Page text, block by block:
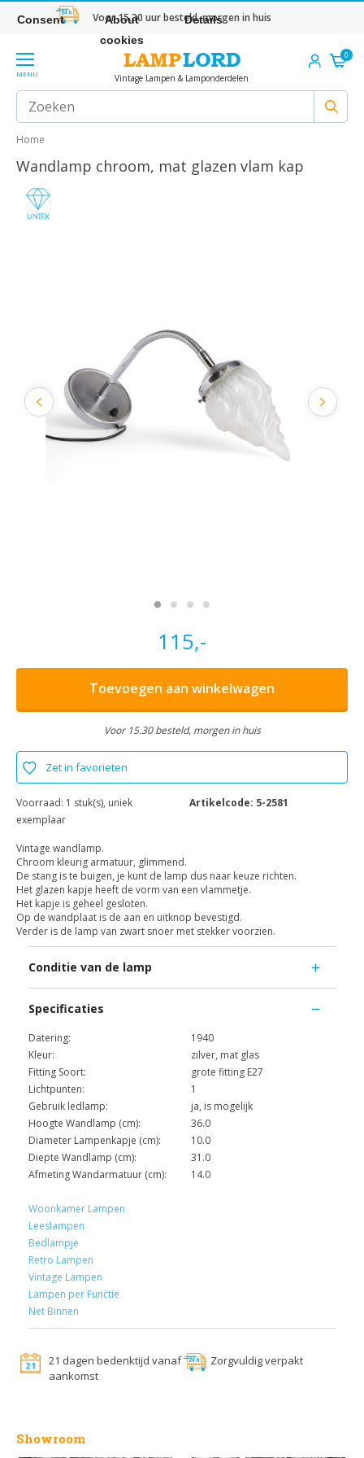
Voor 15.30 uur besteld, morgen in huis
MENU Vintage Lampen & Lamponderdelen
0
Home
Wandlamp chroom, mat glazen vlam kap
115,-
Toevoegen aan winkelwagen
Voor 15.30 besteld, morgen in huis
Zet in favorieten
Voorraad: 1 stuk(s), uniek
exemplaar
Artikelcode: 5-2581
Vintage wandlamp.
Chroom kleurig armatuur, glimmend.
De stang is te buigen, je kunt de lamp dus naar keuze richten.
Het glazen kapje heeft de vorm van een vlammetje.
Het kapje is geheel gesloten.
Op de wandplaat is de aan en uitknop bevestigd.
Verder is de lamp van zwart snoer met stekker voorzien.
Conditie van de lamp
Specificaties
Datering:
1940
Kleur:
zilver, mat glas
Fitting Soort:
grote fitting E27
Lichtpunten:
1
Gebruik ledlamp:
ja, is mogelijk
Hoogte Wandlamp (cm):
36.0
Diameter Lampenkapje (cm):
10.0
Diepte Wandlamp (cm):
31.0
Afmeting Wandarmatuur (cm):
14.0
Woonkamer Lampen
Leeslampen
Bedlampje
Retro Lampen
Vintage Lampen
Lampen per Functie
Net Binnen
21 dagen bedenktijd vanaf
aankomst
Zorgvuldig verpakt
Showroom
Consent
About
cookies
Details